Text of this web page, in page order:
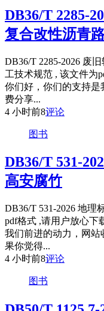
DB36/T 2285-
复合改性沥青
DB36/T 2285-2026 废
工技术规范 , 该文件为
你们好，你们的支持
费分享...
4 小时前8评论
图书
DB36/T 531-
高安腐竹
DB36/T 531-2026 地理
pdf格式 ,请用户放心下
我们前进的动力，网
果你觉得...
4 小时前8评论
图书